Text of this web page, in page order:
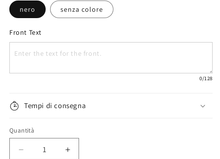
nero senza colore
Front Text
0/128
Tempi di consegna
Quantità